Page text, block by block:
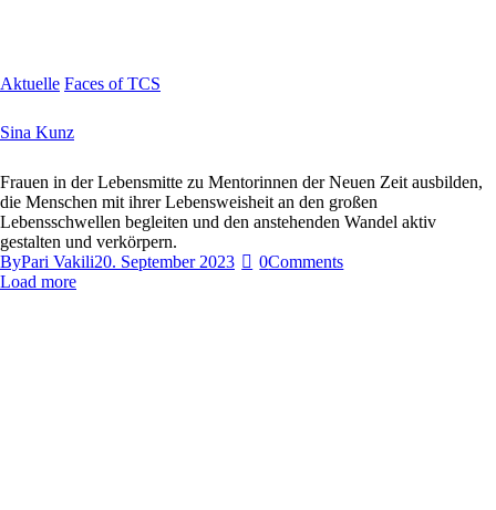
Aktuelle Faces of TCS
Sina Kunz
Frauen in der Lebensmitte zu Mentorinnen der Neuen Zeit ausbilden,
die Menschen mit ihrer Lebensweisheit an den großen
Lebensschwellen begleiten und den anstehenden Wandel aktiv
gestalten und verkörpern.
ByPari Vakili20. September 2023 0Comments
Load more